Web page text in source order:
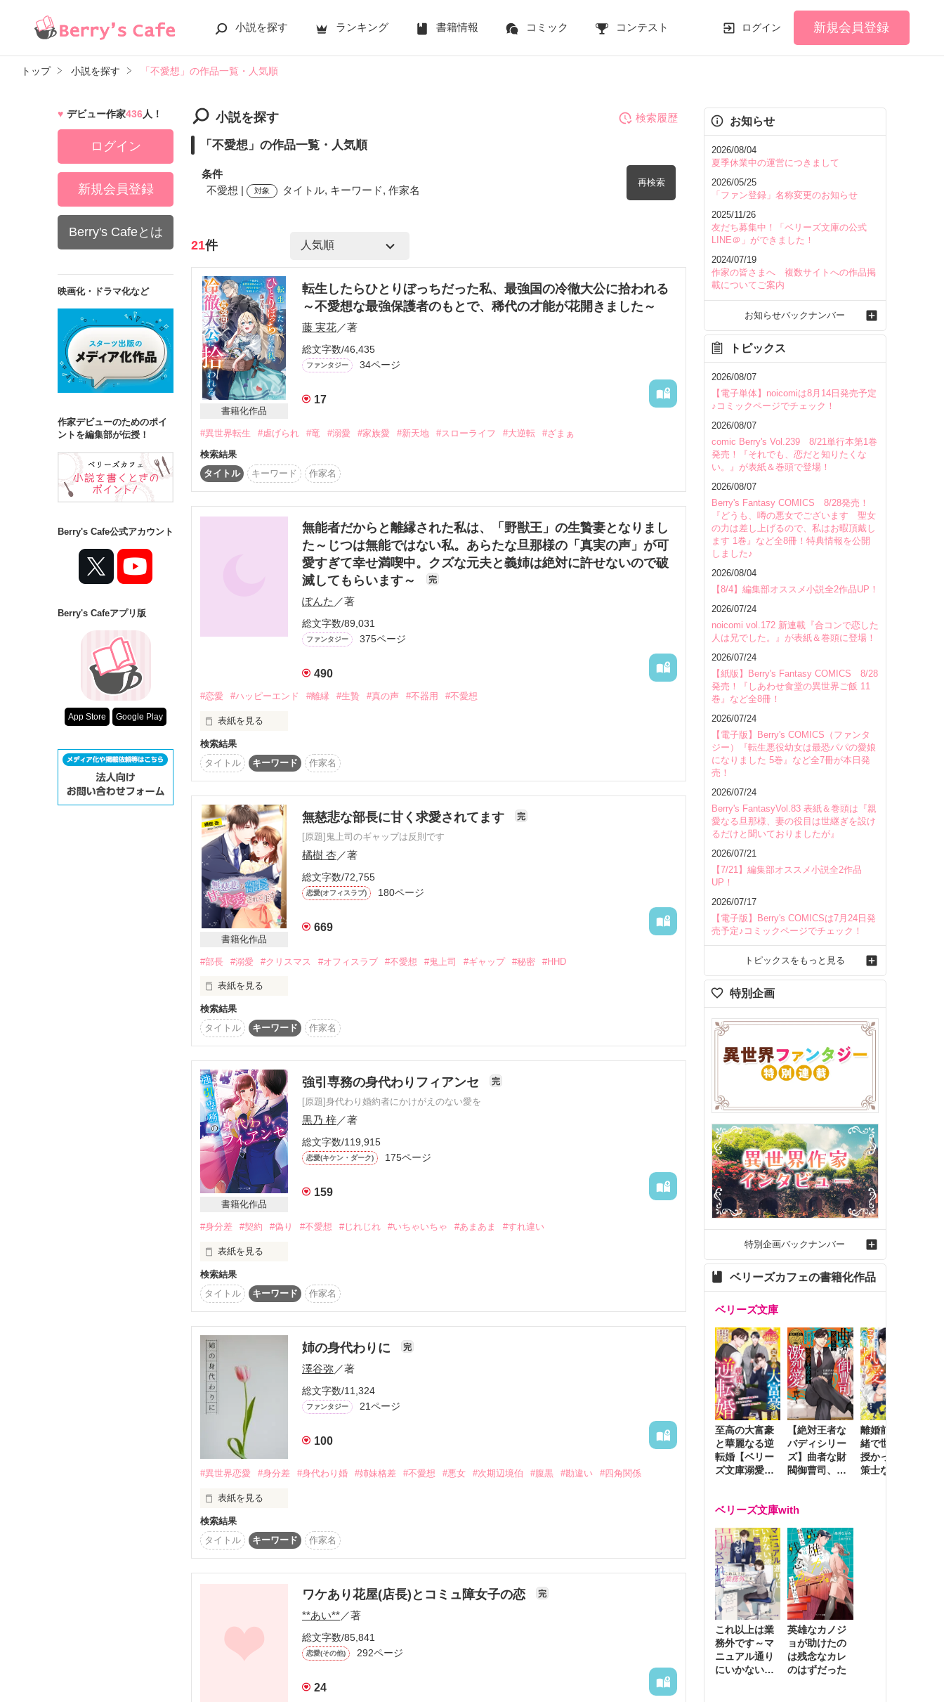
小説を探す ランキング 書籍情報 コミック コンテスト ログイン 新規会員登録
トップ 小説を探す 「不愛想」の作品一覧・人気順
小説を探す
「不愛想」の作品一覧・人気順
条件
不愛想 |
対象 タイトル, キーワード, 作家名
再検索
検索ワード
を含む
を除く
詳しく検索
検索対象
タイトル
キーワード
ジャンル 感想
完結 更新中
中編 短編
超短編！フェチから始まる溺愛コンテスト
その他の条件
検索履歴
21件
書籍化作品
転生したらひとりぼっちだった私、最強国の冷徹大公に拾われる
～不愛想な最強保護者のもとで、稀代の才能が花開きました～
藤 実花／著
総文字数/46,435
ファンタジー 34ページ
17
#異世界転生 #虐げられ #竜 #溺愛 #家族愛 #新天地 #スローライフ #大逆転
#ざまぁ
検索結果
タイトル
キーワード 作家名
無能者だからと離縁された私は、「野獣王」の生贄妻となりまし
た～じつは無能ではない私。あらたな旦那様の「真実の声」が可
愛すぎて幸せ満喫中。クズな元夫と義姉は絶対に許せないので破
滅してもらいます～
完
ぽんた ／著
総文字数/89,031
ファンタジー 375ページ
490
#恋愛 #ハッピーエンド #離縁 #生贄 #真の声 #不器用 #不愛想
表紙を見る
特殊な力を受け継いでいるといわれるアンダーソン公爵家の令嬢サエ・アンダーソンは、この日宮殿の
階段の踊り場で皇帝であり夫であるネイサン・サッカリーから離縁を宣言される。アンダーソン家の女
子は代々王家に嫁ぐことが決められており、彼女も例外ではなかった。その為、幼少から厳しい妃教育
る。しかも、彼女を隣国の国王に生贄に捧げるとも宣言した。だが、彼女は内心よろこんだ。やっと自
由になれる。自由になれるのなら、生贄でもなんでもなるわ、と。が、その踊り場で事故が起こる。義
姉が彼女を階段から落としたのだ。全身を強く打ち、気を失うサエ。気を失ったまま、彼女は隣国へと
運ばれてしまう。隣国オーディントン国の国王に会うサエ。国王ヴィクター・ホワイトウェイはごつく
て強面で、彼女に対して非情かつ無情だった。が、彼女はきく。感じる。「うわぁ、可愛い。こんなに
可愛いレディがおれの妻に？」と。事故のショックで彼女は目覚めたのだ。特殊な力「真の声」に。ヴ
ィクターの言葉とは裏腹な真の声。そのお茶目で愛くるしい言葉の数々、まっすぐで真摯な想いに、サ
エもいつしかヴィクターに心を許すようになり……。というか、うまく扱うようになり……。一方、サ
エを離縁した皇帝と彼女の義姉は、つぎつぎに不運に襲われて……。
※ハッピーエンド確約。ゆるゆるでご都合主義な設定、ご容赦願います。
検索結果
タイトル
キーワード 作家名
書籍化作品
無慈悲な部長に甘く求愛されてます 完
[原題]鬼上司のギャップは反則です
橘樹 杏／著
総文字数/72,755
恋愛(オフィスラブ) 180ページ
669
#部長 #溺愛 #クリスマス #オフィスラブ #不愛想 #鬼上司 #ギャップ #秘密 #HHD
表紙を見る
とある聖夜、
上司の秘密を
「いいから黙ってついてこい」
鬼と恐れられる彼の素顔は…
・。*・。*・。*・。*・。*・。*・
ホダカ・ホールディングス
営業統括部長
冴島 賢人（31）
ホダカ・ホールディングス
小松 和花（26）
・。*・。*・。*・。*・。*・。*・
2018/1/31　End
☆*｡Many thanks for your review.*☆
准ゆあまま様
聖凪砂様
みやのもり様
━－━－━－━－━－━－━－━－━－━
『無慈悲な部長に甘く求愛されています』
2018年5月刊として
マカロン文庫化しました。
読んでくださった皆様
本当にありがとうございました。
━－━－━－━－━－━－━－━－━－━
検索結果
タイトル
キーワード 作家名
書籍化作品
強引専務の身代わりフィアンセ 完
[原題]身代わり婚約者にかけがえのない愛を
黒乃 梓／著
総文字数/119,915
恋愛(キケン・ダーク) 175ページ
159
#身分差 #契約 #偽り #不愛想 #じれじれ #いちゃいちゃ #あまあま #すれ違い
表紙を見る
彼が私の目の前に現れたのはてっきり
クビを宣告するためだと思ったのに
どう転んだら、こういった状況になるのか。
「専務は、なにをなさりたいんですか？」
「そうだな、とりあえず笑ってみてくれないか？」
「はいっ！？」
冗談？　新手の嫌がらせ？
でも
「取って食ったりなんてしないから、少しは気を許してくれないか？」
「……気を許したらどうなりますか？」
私と彼とでは住む世界も立場もまったく違うのに
ただ、私も彼と一緒で自分の仕事に責任と誇りを持ってる
それだけは同じなんだ
2017.10.10～2017.10.23
2017.10.29　番外編公開
レビューありがとうございます！
検索結果
タイトル
キーワード 作家名
姉の身代わりに 完
澤谷弥／著
総文字数/11,324
ファンタジー 21ページ
100
#異世界恋愛 #身分差 #身代わり婚 #姉妹格差 #不愛想 #悪女 #次期辺境伯 #腹黒 #勘違い #四角関係
表紙を見る
王太子の婚約者として選ばれたリーゼルであるが「婚約者を交換しろ」と姉のエリンが口にした。
リーゼルはそれを承諾し、姉の代わりにキャスリック辺境伯の息子、オーガストの婚約者となる。
作品を読む
検索結果
タイトル
キーワード 作家名
ワケあり花屋(店長)とコミュ障女子の恋 完
**あい**／著
総文字数/85,841
恋愛(その他) 292ページ
24
デビュー作家436人！
ログイン
新規会員登録
Berry's Cafeとは
映画化・ドラマ化など
作家デビューのためのポイ
ントを編集部が伝授！
Berry's Cafe公式アカウント
Berry's Cafeアプリ版
App Store Google Play
お知らせ
2026/08/04
夏季休業中の運営につきまして
2026/05/25
「ファン登録」名称変更のお知らせ
2025/11/26
友だち募集中！「ベリーズ文庫の公式
LINE＠」ができました！
2024/07/19
作家の皆さまへ 複数サイトへの作品掲
載についてご案内
お知らせバックナンバー
トピックス
2026/08/07
【電子単体】noicomiは8月14日発売予定
♪コミックページでチェック！
2026/08/07
comic Berry's Vol.239 8/21単行本第1巻
発売！『それでも、恋だと知りたくな
い。』が表紙＆巻頭で登場！
2026/08/07
Berry's Fantasy COMICS 8/28発売！
『どうも、噂の悪女でございます 聖女
の力は差し上げるので、私はお暇頂戴し
ます 1巻』など全8冊！特典情報を公開
しました♪
2026/08/04
【8/4】編集部オススメ小説全2作品UP！
2026/07/24
noicomi vol.172 新連載『合コンで恋した
人は兄でした。』が表紙＆巻頭に登場！
2026/07/24
【紙版】Berry's Fantasy COMICS 8/28
発売！『しあわせ食堂の異世界ご飯 11
巻』など全8冊！
2026/07/24
【電子版】Berry's COMICS（ファンタ
ジー）『転生悪役幼女は最恐パパの愛娘
になりました 5巻』など全7冊が本日発
売！
2026/07/24
Berry's FantasyVol.83 表紙＆巻頭は『親
愛なる旦那様、妻の役目は世継ぎを設け
るだけと聞いておりましたが』
2026/07/21
【7/21】編集部オススメ小説全2作品
UP！
2026/07/17
【電子版】Berry's COMICSは7月24日発
売予定♪コミックページでチェック！
トピックスをもっと見る
特別企画
特別企画バックナンバー
ベリーズカフェの書籍化作品
ベリーズ文庫
至高の大富豪
と華麗なる逆
転婚【ベリー
ズ文庫溺愛ア
【絶対王者な
バディシリー
ズ】曲者な財
閥御曹司、笑
激烈愛で貫く
離婚前夜に内
緒で世継ぎを
授かったら～
策士な御曹司
ベリーズ文庫with
これ以上は業
務外です～マ
ニュアル通り
にいかない彼
英雄なカノジ
ョが助けたの
は残念なカレ
のはずだった